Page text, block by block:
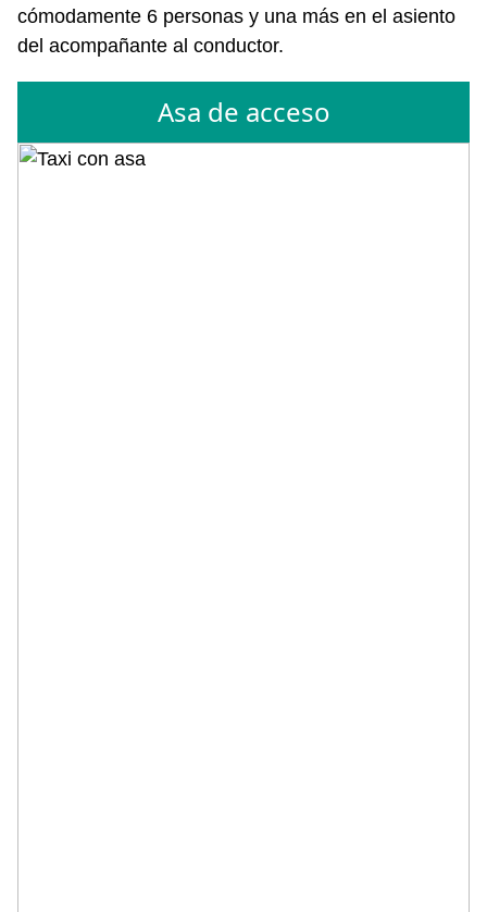
cómodamente 6 personas y una más en el asiento
del acompañante al conductor.
Asa de acceso